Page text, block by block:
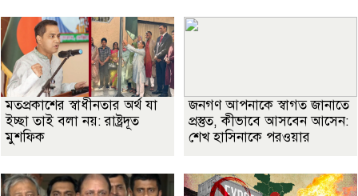
মতপ্রকাশের স্বাধীনতার অর্থ যা
ইচ্ছা তাই বলা নয়: রাষ্ট্রদূত
মুশফিক
জনগণ আপনাকে স্বাগত জানাতে
প্রস্তুত, কীভাবে আসবেন আসেন:
শেখ হাসিনাকে পরওয়ার